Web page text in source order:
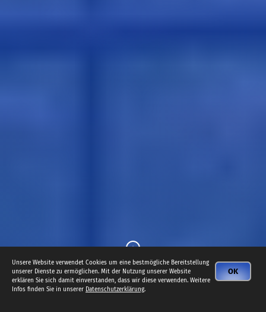
OK
Unsere Website verwendet Cookies um eine bestmögliche Bereitstellung
unserer Dienste zu ermöglichen. Mit der Nutzung unserer Website
erklären Sie sich damit einverstanden, dass wir diese verwenden. Weitere
Infos finden Sie in unserer Datenschutzerklärung.